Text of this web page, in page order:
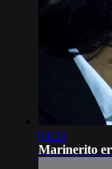
04:31
Marinerito